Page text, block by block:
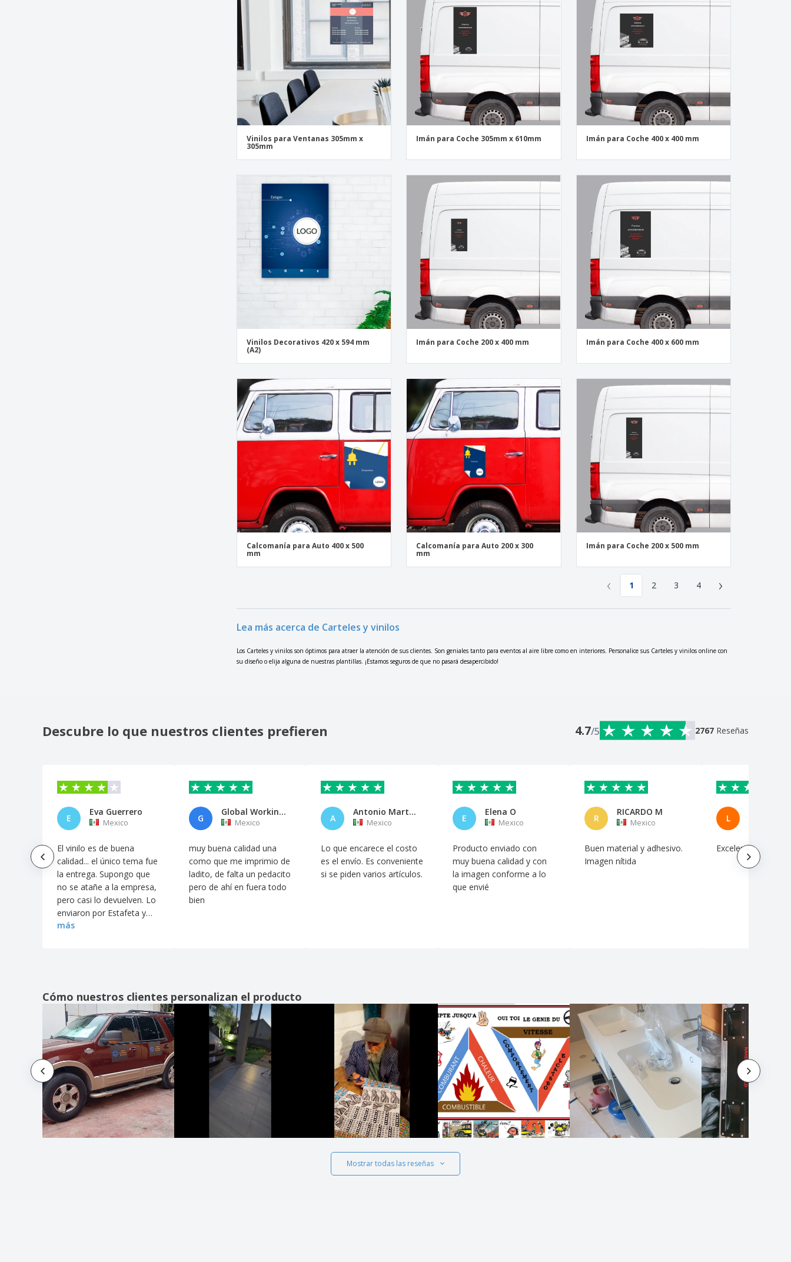
Vinilos para Ventanas 305mm x
305mm
Imán para Coche 305mm x 610mm Imán para Coche 400 x 400 mm
Vinilos Decorativos 420 x 594 mm
(A2)
Imán para Coche 200 x 400 mm Imán para Coche 400 x 600 mm
Calcomanía para Auto 400 x 500
mm
Calcomanía para Auto 200 x 300
mm
Imán para Coche 200 x 500 mm
‹ 1 2 3 4 ›
Lea más acerca de Carteles y vinilos
Los Carteles y vinilos son óptimos para atraer la atención de sus clientes. Son geniales tanto para eventos al aire libre como en interiores. Personalice sus Carteles y vinilos online con
su diseño o elija alguna de nuestras plantillas. ¡Estamos seguros de que no pasará desapercibido!
Descubre lo que nuestros clientes prefieren 4.7/5 2767 Reseñas
E
Eva Guerrero
Mexico
El vinilo es de buena
calidad... el único tema fue
la entrega. Supongo que
no se atañe a la empresa,
pero casi lo devuelven. Lo
enviaron por Estafeta y
fue un triunfo
más
G
Global Working Tools
Mexico
muy buena calidad una
como que me imprimio de
ladito, de falta un pedacito
pero de ahí en fuera todo
bien
A
Antonio Martinez
Mexico
Lo que encarece el costo
es el envío. Es conveniente
si se piden varios artículos.
E
Elena O
Mexico
Producto enviado con
muy buena calidad y con
la imagen conforme a lo
que envié
R
RICARDO M
Mexico
Buen material y adhesivo.
Imagen nítida
L
Excelente producto
Cómo nuestros clientes personalizan el producto
Mostrar todas las reseñas